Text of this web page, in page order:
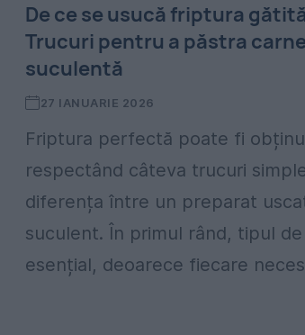
De ce se usucă friptura
Trucuri pentru a păstra
suculentă
27 IANUARIE 2026
Friptura perfectă poate fi
respectând câteva trucuri
diferența între un preparat
suculent. În primul rând, tipul
esențial, deoarece fiecare